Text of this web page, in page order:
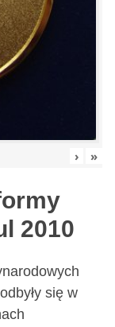
› »
2010
się w